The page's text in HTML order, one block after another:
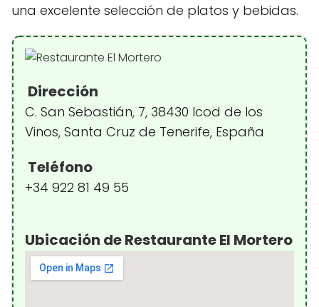
una excelente selección de platos y bebidas.
Dirección
C. San Sebastián, 7, 38430 Icod de los
Vinos, Santa Cruz de Tenerife, España
Teléfono
+34 922 81 49 55
Ubicación de Restaurante El Mortero